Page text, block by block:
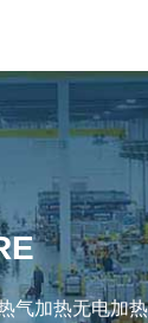
气加热无电加